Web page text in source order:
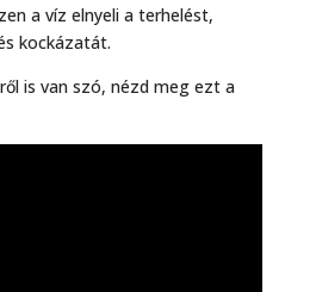
a víz elnyeli a terhelést,
kockázatát.
is van szó, nézd meg ezt a